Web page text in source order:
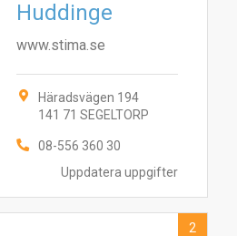
Uppdatera uppgifter
Huddinge
www.stima.se
Häradsvägen 194
141 71 SEGELTORP
08-556 360 30
2